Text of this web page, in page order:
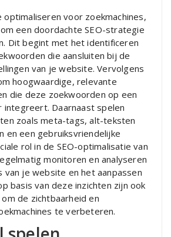
voor zoekmachines,
een doordachte SEO-strategie
Dit begint met het identificeren
die aansluiten bij de
van je website. Vervolgens
hoogwaardige, relevante
die deze zoekwoorden op een
integreert. Daarnaast spelen
zoals meta-tags, alt-teksten
en een gebruiksvriendelijke
rol in de SEO-optimalisatie van
monitoren en analyseren
van je website en het aanpassen
basis van deze inzichten zijn ook
de zichtbaarheid en
te verbeteren.